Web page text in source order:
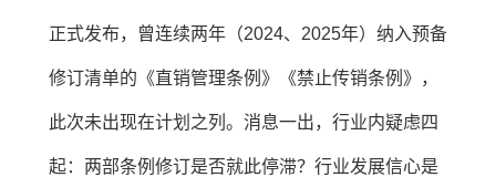
正式发布，曾连续两年（2024、2025年）纳入预备
修订清单的《直销管理条例》《禁止传销条例》，
此次未出现在计划之列。消息一出，行业内疑虑四
起：两部条例修订是否就此停滞？行业发展信心是